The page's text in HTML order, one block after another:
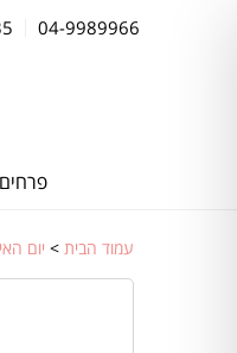
04-9989966
פרחים
עמוד הבית > יום